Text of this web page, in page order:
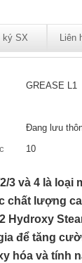
ký SX Liên
GREASE L1
Đang lưu
10
3 và 4 là
chất lượng
Hydroxy
để tăng
hóa và tính